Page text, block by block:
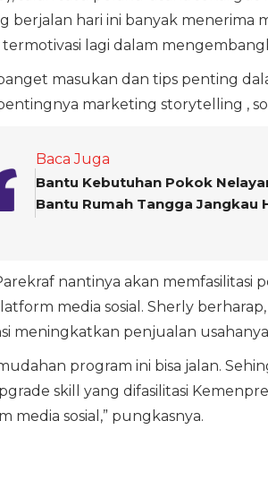
berjalan hari ini banyak menerima
lagi dalam
masukan dan tips penting
marketing storytelling ,
Baca Juga
Bantu Kebutuhan Pokok
Bantu Rumah Tangga Jangkau
nantinya akan memfasilitasi
media sosial. Sherly
meningkatkan penjualan
program ini bisa jalan.
skill yang difasilitasi
media sosial,” pungkasnya.